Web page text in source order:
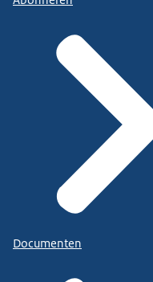
Documenten